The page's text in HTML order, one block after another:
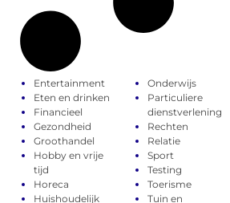
Entertainment
Eten en drinken
Financieel
Gezondheid
Groothandel
Hobby en vrije
tijd
Horeca
Huishoudelijk
Onderwijs
Particuliere
dienstverlening
Rechten
Relatie
Sport
Testing
Toerisme
Tuin en